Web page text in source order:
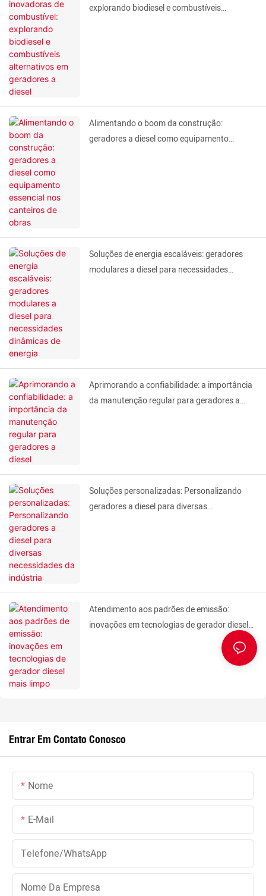
explorando biodiesel e combustíveis
Alimentando o boom da construção:
geradores a diesel como equipamento
Soluções de energia escaláveis: geradores
modulares a diesel para necessidades
Aprimorando a confiabilidade: a importância
da manutenção regular para geradores a
Soluções personalizadas: Personalizando
geradores a diesel para diversas
Atendimento aos padrões de emissão:
inovações em tecnologias de gerador diesel
Entrar Em Contato Conosco
Nome
E-Mail
Telefone/WhatsApp
Nome Da Empresa